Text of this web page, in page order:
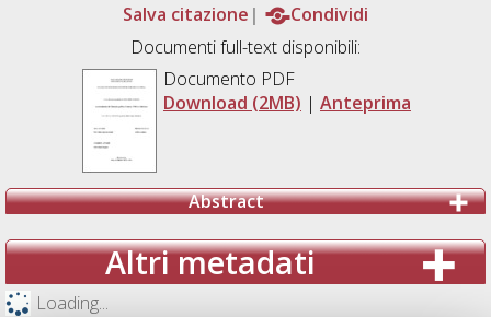
Salva citazione
Condividi
Documenti full-text disponibili:
Documento PDF
Download (2MB) | Anteprima
Abstract
Altri metadati
Loading...